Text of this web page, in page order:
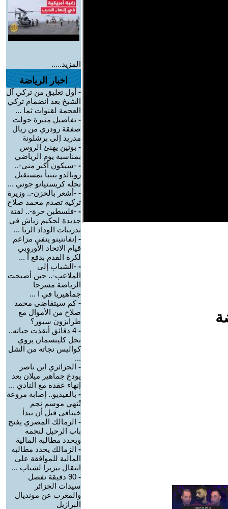
المزيد.....
اخبار الرياضة
- أول تعليق من تركي آل
الشيخ بعد انضمام تركي
العجمة لقنوات ثما ...
- تفاصيل مثيرة حولت
صفقة رودري من ريال
مدريد إلى برشلونة
- بوتين يهنئ الروس
بمناسبة يوم الرياضي
- -سيكون أكبر مني-..
رونالدو يتنبأ بمستقبل
نجله كريستيانو جوني ...
- -أشعر بالحزن-.. وزيرة
تركية تصدم محمد صلاح
- -فلسطين حرة-.. لفتة
جديدة لحكيم زياش في
تدريبات الوداد الريا ...
- إنفانتينو ينفي مزاعم
قيام الاتحاد الأوروبي
لكرة القدم بدفع أ ...
- -الشباب إلى
الملاعب-.. حين أصبحت
الرياضة مسرحا
جماهيريا في ا ...
-كم سيتقاضى محمد
صلاح من الأموال مع
طرابزون سبور؟
-
4 دقائق أنقذت حياته..
نجل كلينسمان يروي
كواليس نجاته من الشل
...
- الجزائري ابن ناصر
يودع جماهير ميلان بعد
إنهاء عقده مع النادي ...
- بالفيديو.. إصابة مروعة
تُنهي موسم نجم
خيتافي قبل أن يبدأ
- الزمالك المصري يفتح
باب الرحيل لنجمه
ويحدد مطالبه المالية
- الزمالك يحدد مطالبه
المالية للموافقة على
انتقال بيزيرا لشباب ...
-
90 دقيقة تفصل
سيدات الجزائر
والمغرب عن مونديال
البرازيل